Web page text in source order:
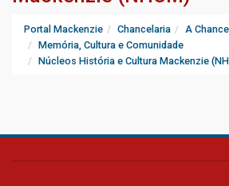
Portal Mackenzie Chancelaria
A
Memória, Cultura e Comunidade
Núcleos História e Cultura Mackenzie